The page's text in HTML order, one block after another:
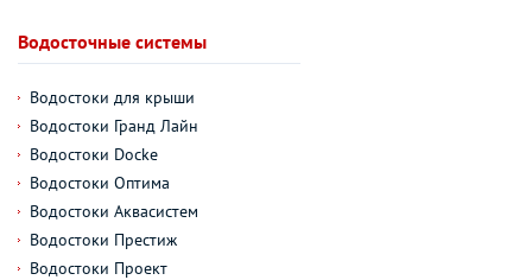
Водосточные системы
Водостоки для крыши
Водостоки Гранд Лайн
Водостоки Docke
Водостоки Оптима
Водостоки Аквасистем
Водостоки Престиж
Водостоки Проект